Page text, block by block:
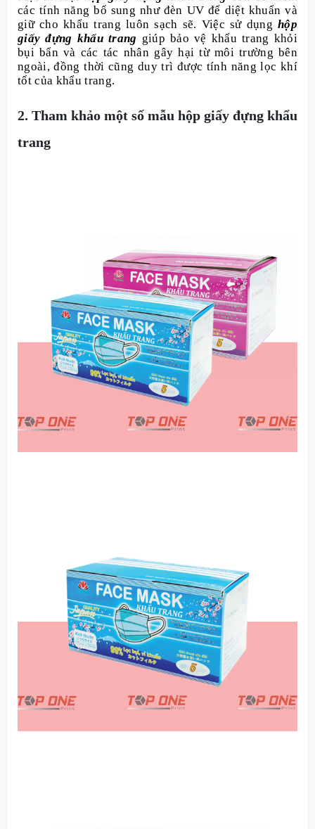
các tính năng bổ sung như đèn UV để diệt khuẩn và
giữ cho khẩu trang luôn sạch sẽ. Việc sử dụng hộp
giấy đựng khẩu trang giúp bảo vệ khẩu trang khỏi
bụi bẩn và các tác nhân gây hại từ môi trường bên
ngoài, đồng thời cũng duy trì được tính năng lọc khí
tốt của khẩu trang.
2. Tham khảo một số mẫu hộp giấy đựng khẩu
trang